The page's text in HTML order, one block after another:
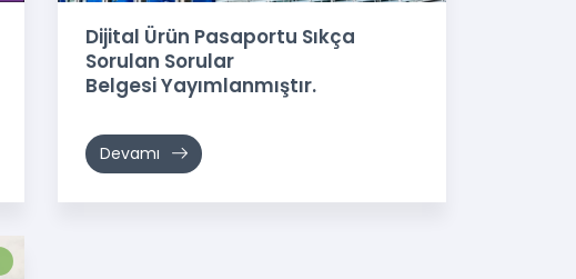
Dijital Ürün Pasaportu Sıkça
Sorulan Sorular
Belgesi Yayımlanmıştır.
Devamı